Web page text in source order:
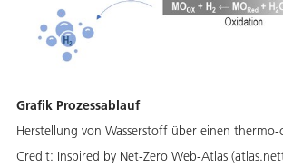
Grafik Prozessablauf
Herstellung von Wasserstoff über einen thermo-
Credit: Inspired by Net-Zero Web-Atlas